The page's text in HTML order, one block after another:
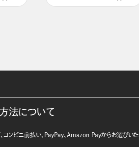
法について
、コンビニ前払い、PayPay、Amazon Payからお選びいた